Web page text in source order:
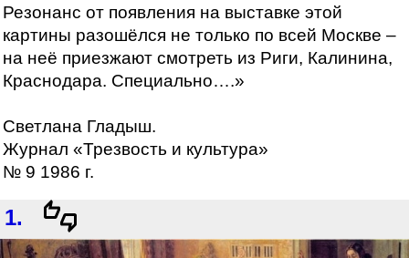
Резонанс от появления на выставке этой
картины разошёлся не только по всей Москве –
на неё приезжают смотреть из Риги, Калинина,
Краснодара. Специально….»
Светлана Гладыш.
Журнал «Трезвость и культура»
№ 9 1986 г.
1.